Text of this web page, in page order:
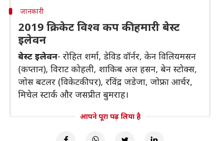
जानकारी
2019 क्रिकेट विश्व कप की हमारी बेस्ट
इलेवन
बेस्ट इलेवन- रोहित शर्मा, डेविड वॉर्नर, केन विलियमसन
(कप्तान), विराट कोहली, शाकिब अल हसन, बेन स्टोक्स,
जोस बटलर (विकेटकीपर), रविंद्र जडेजा, जोफ्रा आर्चर,
मिचेल स्टार्क और जसप्रीत बुमराह।
आपने पूरा पढ़ लिया है